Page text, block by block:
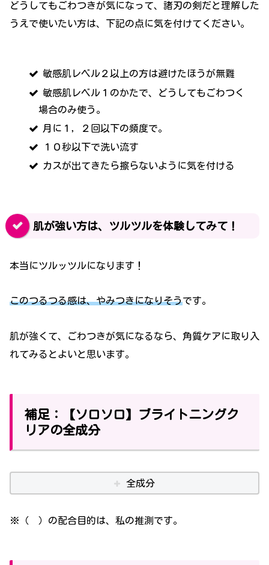
どうしてもごわつきが気になって、諸刃の剣だと理解した
うえで使いたい方は、下記の点に気を付けてください。
敏感肌レベル２以上の方は避けたほうが無難
敏感肌レベル１のかたで、どうしてもごわつく
場合のみ使う。
月に１，２回以下の頻度で。
１０秒以下で洗い流す
カスが出てきたら擦らないように気を付ける
肌が強い方は、ツルツルを体験してみて！
本当にツルッツルになります！
このつるつる感は、やみつきになりそうです。
肌が強くて、ごわつきが気になるなら、角質ケアに取り入
れてみるとよいと思います。
補足：【ソロソロ】ブライトニングク
リアの全成分
全成分
※（ ）の配合目的は、私の推測です。